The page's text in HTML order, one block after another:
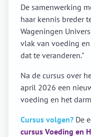
De samenwerking
haar kennis breder
Wageningen
vlak van voeding
dat te veranderen."
Na de cursus over
april 2026 een
voeding en het
Cursus volgen? De
cursus Voeding en